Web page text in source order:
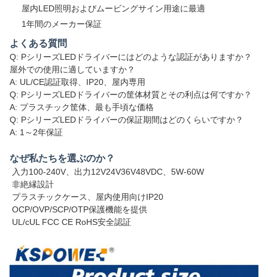
屋内LED照明およびムービングサイン用途に最適
1年間のメーカー保証
よくある質問
Q: PシリーズLEDドライバーにはどのような認証がありますか？
屋外での使用に適していますか？
A: UL/CE認証取得、IP20、屋内専用
Q: PシリーズLEDドライバーの筐体材質とその利点は何ですか？
A: プラスチック筐体、最も手頃な価格
Q: PシリーズLEDドライバーの保証期間はどのくらいですか？
A: 1～2年保証
なぜ私たちを選ぶのか？
入力100-240V、出力12V24V36V48VDC、5W-60W
非絶縁設計
プラスチックケース、屋内使用向けIP20
OCP/OVP/SCP/OTP保護機能を提供
UL/cUL FCC CE RoHS安全認証